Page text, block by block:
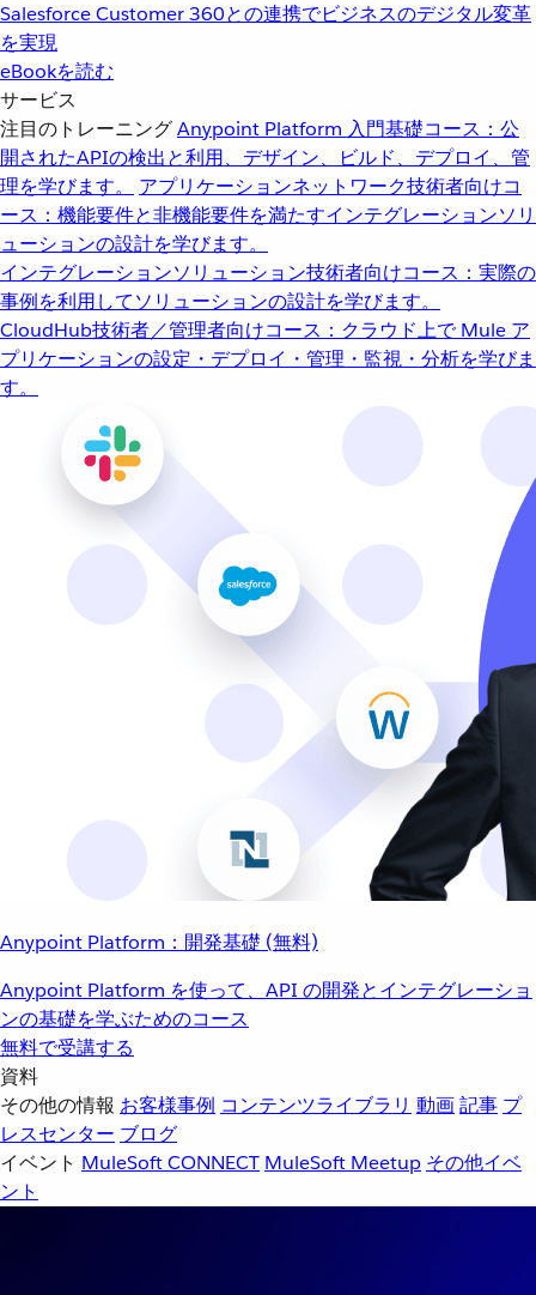
Salesforce Customer 360との連携でビジネスのデジタル変革
を実現
eBookを読む
サービス
注目のトレーニングAnypoint Platform 入門基礎コース：公
開されたAPIの検出と利用、デザイン、ビルド、デプロイ、管
理を学びます。
アプリケーションネットワーク技術者向けコ
ース：機能要件と非機能要件を満たすインテグレーションソリ
ューションの設計を学びます。
インテグレーションソリューション技術者向けコース：実際の
事例を利用してソリューションの設計を学びます。
CloudHub技術者／管理者向けコース：クラウド上で Mule ア
プリケーションの設定・デプロイ・管理・監視・分析を学びま
す。
Anypoint Platform：開発基礎 (無料)
Anypoint Platform を使って、API の開発とインテグレーショ
ンの基礎を学ぶためのコース
無料で受講する
資料
その他の情報 お客様事例 コンテンツライブラリ 動画記事 プ
レスセンター ブログ
イベント MuleSoft CONNECT MuleSoft Meetup その他イベ
ント